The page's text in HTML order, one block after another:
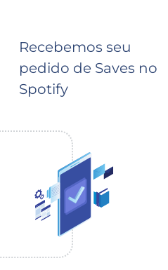
Recebemos seu
pedido de Saves no
Spotify